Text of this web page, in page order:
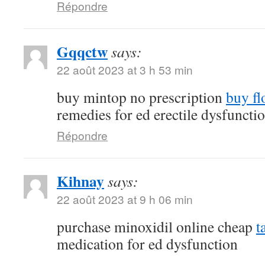
Répondre
Gqqctwsays:
22 août 2023 at 3 h 53 min
buy mintop no prescriptionbuy
remedies for ed erectile
Répondre
Kihnaysays:
22 août 2023 at 9 h 06 min
purchase minoxidil online cheap
medication for ed dysfunction